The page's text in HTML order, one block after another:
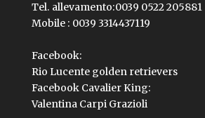
Tel. allevamento:0039 0522 205881
Mobile : 0039 3314437119
Facebook:
Rio Lucente golden retrievers
Facebook Cavalier King:
Valentina Carpi Grazioli